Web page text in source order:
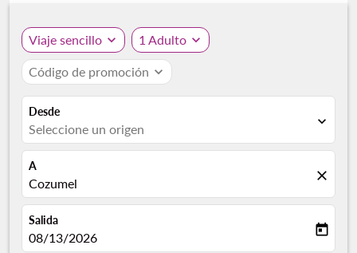
Viaje sencillo expand_more 1 Adulto expand_more
Código de promoción expand_more
Desde
Seleccione un origen expand_more
A
Cozumel close
Salida
fc-booking-departure-date-aria-label
08/13/2026 today